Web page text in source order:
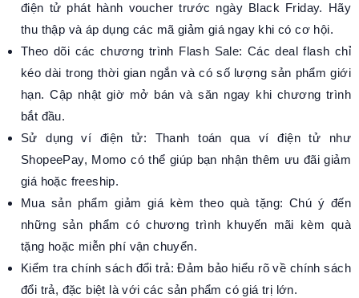
điện tử phát hành voucher trước ngày Black Friday. Hãy
thu thập và áp dụng các mã giảm giá ngay khi có cơ hội.
Theo dõi các chương trình Flash Sale: Các deal flash chỉ
kéo dài trong thời gian ngắn và có số lượng sản phẩm giới
hạn. Cập nhật giờ mở bán và săn ngay khi chương trình
bắt đầu.
Sử dụng ví điện tử: Thanh toán qua ví điện tử như
ShopeePay, Momo có thể giúp bạn nhận thêm ưu đãi giảm
giá hoặc freeship.
Mua sản phẩm giảm giá kèm theo quà tặng: Chú ý đến
những sản phẩm có chương trình khuyến mãi kèm quà
tặng hoặc miễn phí vận chuyển.
Kiểm tra chính sách đổi trả: Đảm bảo hiểu rõ về chính sách
đổi trả, đặc biệt là với các sản phẩm có giá trị lớn.